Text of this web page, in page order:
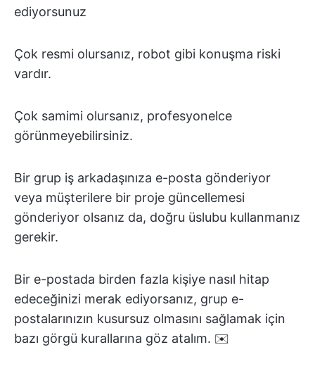
ediyorsunuz
Çok resmi olursanız, robot gibi konuşma riski
vardır.
Çok samimi olursanız, profesyonelce
görünmeyebilirsiniz.
Bir grup iş arkadaşınıza e-posta gönderiyor
veya müşterilere bir proje güncellemesi
gönderiyor olsanız da, doğru üslubu kullanmanız
gerekir.
Bir e-postada birden fazla kişiye nasıl hitap
edeceğinizi merak ediyorsanız, grup e-
postalarınızın kusursuz olmasını sağlamak için
bazı görgü kurallarına göz atalım. ✉️